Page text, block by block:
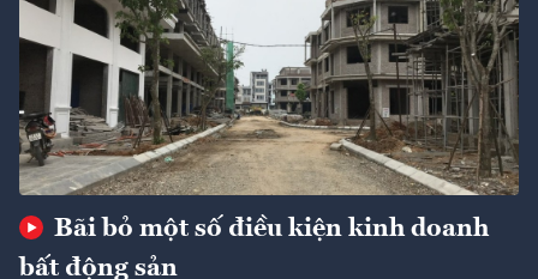
Bãi bỏ một số điều kiện kinh doanh
bất động sản